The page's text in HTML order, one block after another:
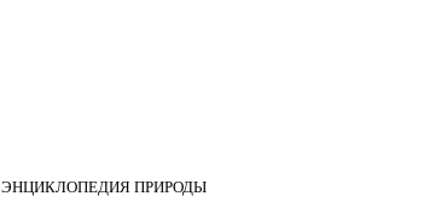
ЭНЦИКЛОПЕДИЯ ПРИРОДЫ